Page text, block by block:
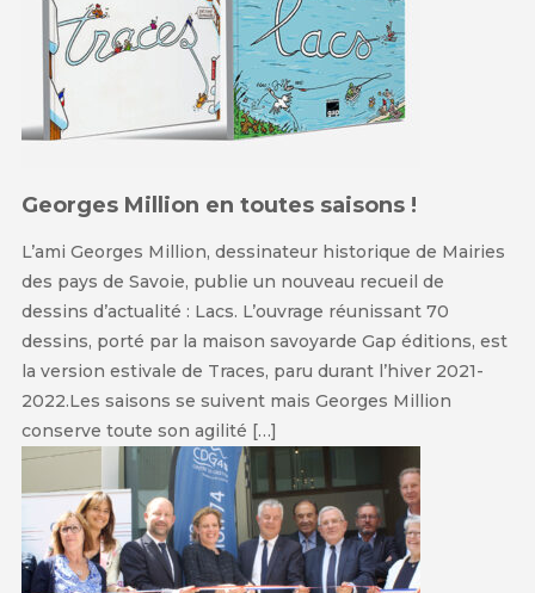
Georges Million en toutes saisons !
L’ami Georges Million, dessinateur historique de Mairies
des pays de Savoie, publie un nouveau recueil de
dessins d’actualité : Lacs. L’ouvrage réunissant 70
dessins, porté par la maison savoyarde Gap éditions, est
la version estivale de Traces, paru durant l’hiver 2021-
2022.Les saisons se suivent mais Georges Million
conserve toute son agilité […]